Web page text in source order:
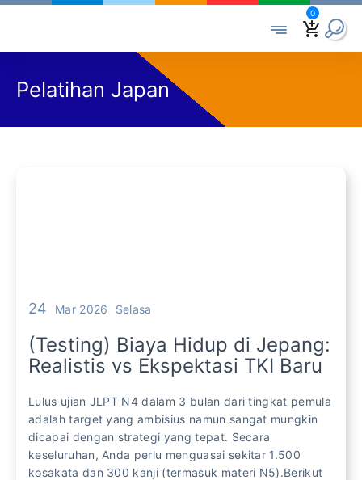
0
Pelatihan Japan
24 Mar 2026 Selasa
(Testing) Biaya Hidup di Jepang:
Realistis vs Ekspektasi TKI Baru
Lulus ujian JLPT N4 dalam 3 bulan dari tingkat pemula
adalah target yang ambisius namun sangat mungkin
dicapai dengan strategi yang tepat. Secara
keseluruhan, Anda perlu menguasai sekitar 1.500
kosakata dan 300 kanji (termasuk materi N5).Berikut